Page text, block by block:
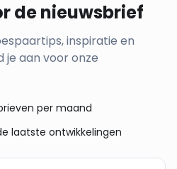
de nieuwsbrief
inspiratie en
je aan voor onze
per maand
laatste ontwikkelingen